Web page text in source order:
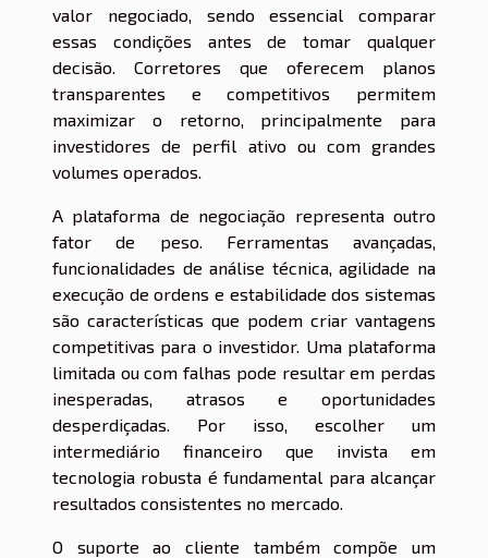
valor negociado, sendo essencial comparar
essas condições antes de tomar qualquer
decisão. Corretores que oferecem planos
transparentes e competitivos permitem
maximizar o retorno, principalmente para
investidores de perfil ativo ou com grandes
volumes operados.
A plataforma de negociação representa outro
fator de peso. Ferramentas avançadas,
funcionalidades de análise técnica, agilidade na
execução de ordens e estabilidade dos sistemas
são características que podem criar vantagens
competitivas para o investidor. Uma plataforma
limitada ou com falhas pode resultar em perdas
inesperadas, atrasos e oportunidades
desperdiçadas. Por isso, escolher um
intermediário financeiro que invista em
tecnologia robusta é fundamental para alcançar
resultados consistentes no mercado.
O suporte ao cliente também compõe um